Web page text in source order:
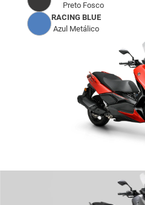
Preto Fosco
RACING BLUE
Azul Metálico